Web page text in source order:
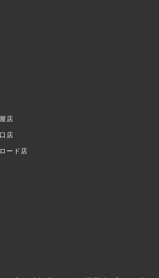
店
店
ード店